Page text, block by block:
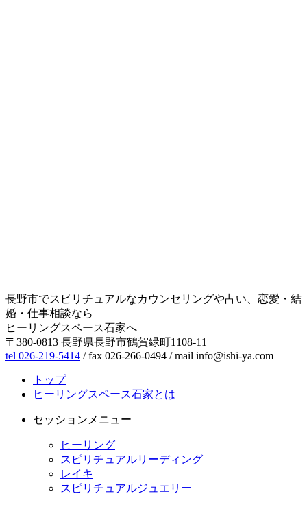
長野市でスピリチュアルなカウンセリングや占い、恋愛・結
婚・仕事相談なら
ヒーリングスペース石家へ
〒380-0813 長野県長野市鶴賀緑町1108-11
tel 026-219-5414 / fax 026-266-0494 / mail info@ishi-ya.com
トップ
ヒーリングスペース石家とは
セッションメニュー
ヒーリング
スピリチュアルリーディング
レイキ
スピリチュアルジュエリー